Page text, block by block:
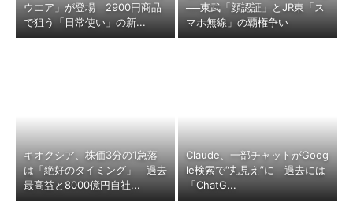
ウエア」が登場 2900円商品
で狙う「日常使い」の新...
──東武「顔認証」とJR東「ス
マホ無線」の覇権争い
キオクシア、株価3分の1急落
は「絶好のタイミング」 過去
最高益と8000億円自社...
Claude、一部チャットがGoog
le検索で“丸見え”に 過去には
「ChatG...